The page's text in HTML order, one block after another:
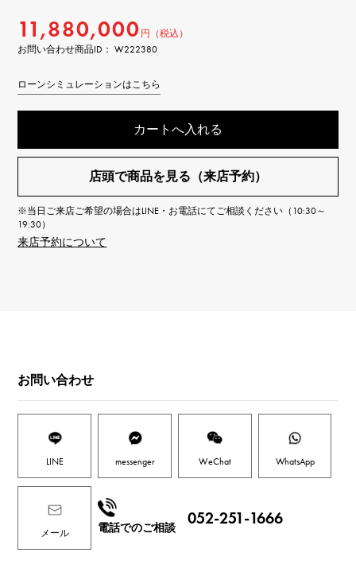
11,880,000 円（税込）
お問い合わせ商品ID： W222380
ローンシミュレーションはこちら
カートへ入れる
店頭で商品を見る（来店予約）
※当日ご来店ご希望の場合はLINE・お電話にてご相談ください（10:30～
19:30）
来店予約について
お問い合わせ
LINE messenger WeChat WhatsApp
メール 電話でのご相談
052-251-1666